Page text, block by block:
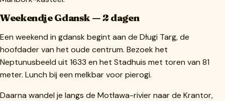
Weekendje Gdansk — 2 dagen
Een weekend in gdansk begint aan de Długi Targ, de
hoofdader van het oude centrum. Bezoek het
Neptunusbeeld uit 1633 en het Stadhuis met toren van 81
meter. Lunch bij een melkbar voor pierogi.
Daarna wandel je langs de Motława-rivier naar de Krantor,